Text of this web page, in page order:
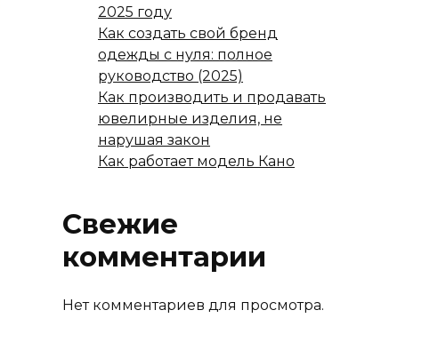
2025 году
Как создать свой бренд
одежды с нуля: полное
руководство (2025)
Как производить и продавать
ювелирные изделия, не
нарушая закон
Как работает модель Кано
Свежие
комментарии
Нет комментариев для просмотра.